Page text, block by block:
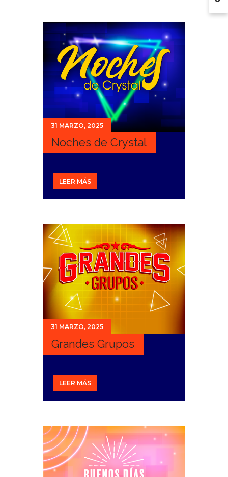
31 MARZO, 2025
Noches de Crystal
LEER MÁS
31 MARZO, 2025
Grandes Grupos
LEER MÁS